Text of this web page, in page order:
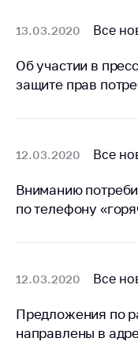
13.03.2020 Все
Об участии в
защите прав
12.03.2020 Все
Вниманию
по телефону
12.03.2020 Все
Предложения по
направлены в